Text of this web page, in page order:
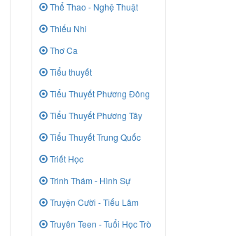
Thể Thao - Nghệ Thuật
Thiếu Nhi
Thơ Ca
Tiểu thuyết
Tiểu Thuyết Phương Đông
Tiểu Thuyết Phương Tây
Tiểu Thuyết Trung Quốc
Triết Học
Trinh Thám - Hình Sự
Truyện Cười - Tiếu Lâm
Truyên Teen - Tuổi Học Trò